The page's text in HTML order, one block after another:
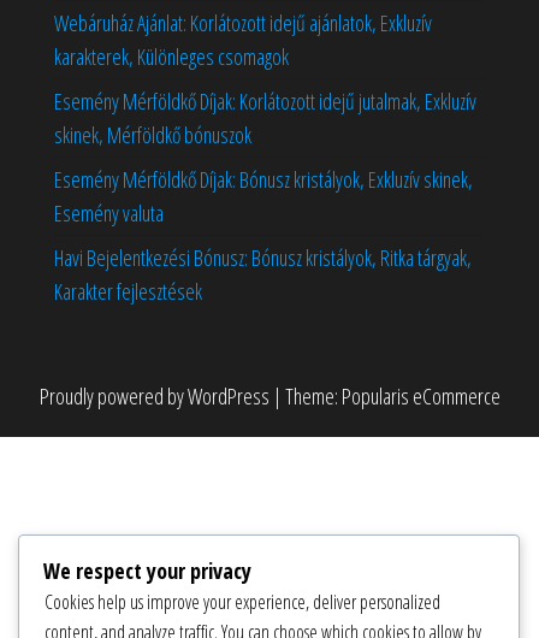
Webáruház Ajánlat: Korlátozott idejű ajánlatok, Exkluzív
karakterek, Különleges csomagok
Esemény Mérföldkő Díjak: Korlátozott idejű jutalmak, Exkluzív
skinek, Mérföldkő bónuszok
Esemény Mérföldkő Díjak: Bónusz kristályok, Exkluzív skinek,
Esemény valuta
Havi Bejelentkezési Bónusz: Bónusz kristályok, Ritka tárgyak,
Karakter fejlesztések
Proudly powered byWordPress | Theme: Popularis eCommerce
We respect your privacy
Cookies help us improve your experience, deliver personalized
content, and analyze traffic. You can choose which cookies to allow by